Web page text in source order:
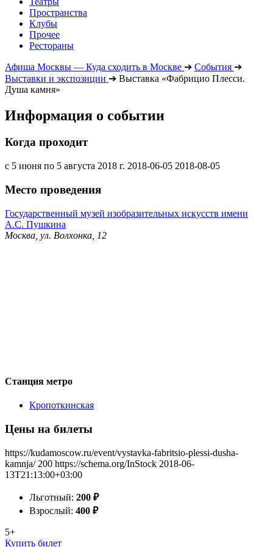
Пространства
Клубы
Прочее
Рестораны
Афиша Москвы — Куда сходить в Москве ➔ События ➔
Выставки и экспозиции ➔ Выставка «Фабрицио Плесси.
Душа камня»
Информация о событии
Когда проходит
с 5 июня по 5 августа 2018 г. 2018-06-05 2018-08-05
Место проведения
Государственный музей изобразительных искусств имени
А.С. Пушкина
Москва, ул. Волхонка, 12
Станция метро
Кропоткинская
Цены на билеты
https://kudamoscow.ru/event/vystavka-fabritsio-plessi-dusha-
kamnja/ 200 https://schema.org/InStock 2018-06-
13T21:13:00+03:00
Льготный: 200 ₽
Взрослый: 400 ₽
5+
Купить билет